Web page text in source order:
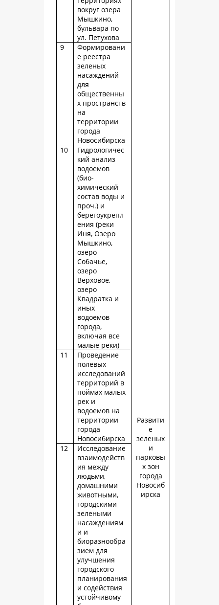
вокруг озера
Мышкино,
бульвара по
ул. Петухова
Развити
е
зеленых
и
парковы
х зон
города
Новосиб
ирска
9
Формировани
е реестра
зеленых
насаждений
для
общественны
х пространств
на
территории
города
Новосибирска
10
Гидрологичес
кий анализ
водоемов
(био-
химический
состав воды и
проч.) и
берегоукрепл
ения (реки
Иня, Озеро
Мышкино,
озеро
Собачье,
озеро
Верховое,
озеро
Квадратка и
иных
водоемов
города,
включая все
малые реки)
11
Проведение
полевых
исследований
территорий в
поймах малых
рек и
водоемов на
территории
города
Новосибирска
12
Исследование
взаимодейств
ия между
людьми,
домашними
животными,
городскими
зелеными
насаждениям
и и
биоразнообра
зием для
улучшения
городского
планирования
и содействия
устойчивому